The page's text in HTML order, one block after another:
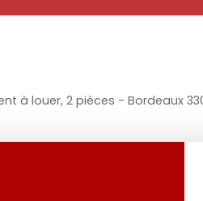
à louer, 2 pièces - Bordeaux